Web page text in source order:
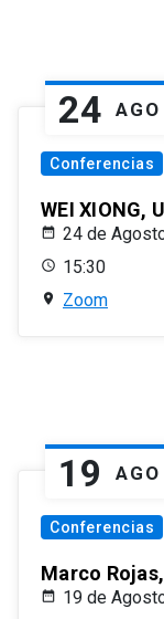
24 AGO
Conferencias
WEI XIONG,
24 de
15:30
Zoom
19 AGO
Conferencias
Marco
19 de